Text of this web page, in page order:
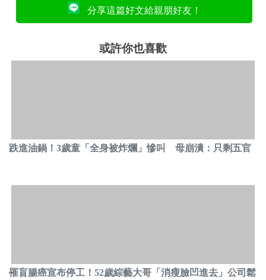
分享這篇好文給親朋好友！
或許你也喜歡
跌進油鍋！3歲童「全身被炸爛」慘叫 母崩潰：只剩五官
罹盲腸癌宣布停工！52歲綜藝大哥「消瘦臉凹進去」公司鬆